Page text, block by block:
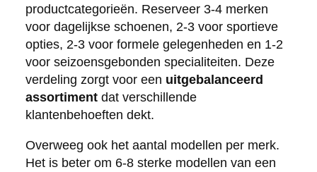
productcategorieën. Reserveer 3-4 merken
voor dagelijkse schoenen, 2-3 voor sportieve
opties, 2-3 voor formele gelegenheden en 1-2
voor seizoensgebonden specialiteiten. Deze
verdeling zorgt voor een uitgebalanceerd
assortimentdat verschillende
klantenbehoeften dekt.
Overweeg ook het aantal modellen per merk.
Het is beter om 6-8 sterke modellen van een